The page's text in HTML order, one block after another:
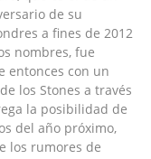
de su
a fines de 2012
nombres, fue
entonces con un
los Stones a través
la posibilidad de
del año próximo,
los rumores de